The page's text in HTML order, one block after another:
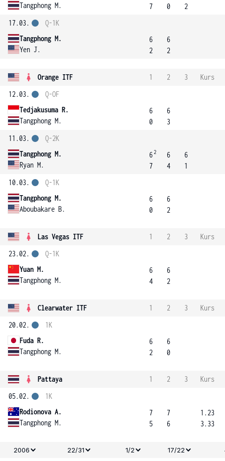
Tangphong M.
7
0
2
17.03.
Tangphong M.
Yen J.
Q-1K
6
2
6
2
Orange ITF 1 2 3
Kurs
12.03.
Tedjakusuma R.
Tangphong M.
Q-OF
6
0
6
3
11.03.
Tangphong M.
Ryan M.
Q-2K
62
7
6
4
6
1
10.03.
Tangphong M.
Aboubakare B.
Q-1K
6
0
6
2
Las Vegas ITF 1 2 3
Kurs
23.02.
Yuan M.
Tangphong M.
Q-1K
6
4
6
2
Clearwater ITF 1 2 3
Kurs
20.02.
Fuda R.
Tangphong M.
1K
6
2
6
0
Pattaya 1 2 3
Kurs
05.02.
Rodionova A.
Tangphong M.
1K
7
5
7
6
1.23
3.33
2006 22/31 1/2 17/22